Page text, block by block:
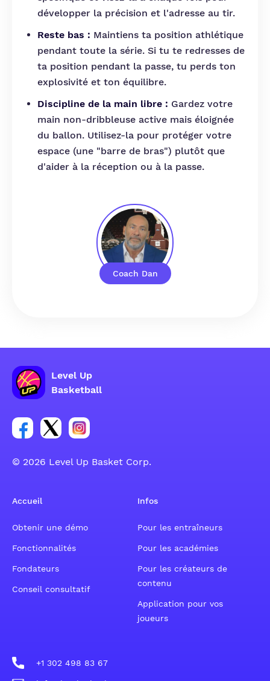
Coach Dan
développer la précision et l'adresse au tir.
Reste bas : Maintiens ta position athlétique
pendant toute la série. Si tu te redresses de
ta position pendant la passe, tu perds ton
explosivité et ton équilibre.
Discipline de la main libre : Gardez votre
main non-dribbleuse active mais éloignée
du ballon. Utilisez-la pour protéger votre
espace (une "barre de bras") plutôt que
d'aider à la réception ou à la passe.
Level Up
Basketball
Lien vers le groupe du compte Facebook
Lien vers le groupe du compte Tweeter
Lien vers le groupe du compte Instagram
© 2026 Level Up Basket Corp.
Accueil
Obtenir une démo
Fonctionnalités
Fondateurs
Conseil consultatif
Infos
Pour les entraîneurs
Pour les académies
Pour les créateurs de
contenu
Application pour vos
joueurs
+1 302 498 83 67